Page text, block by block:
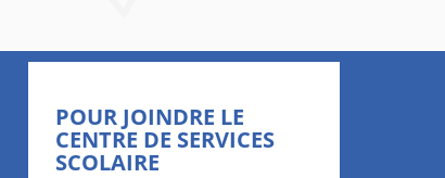
POUR JOINDRE LE
CENTRE DE SERVICES
SCOLAIRE